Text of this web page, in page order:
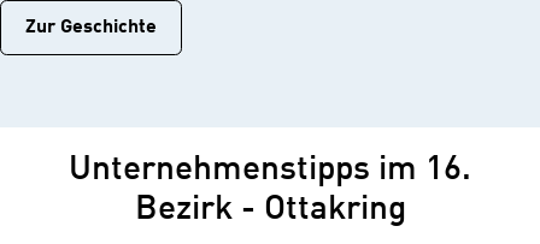
Zur Geschichtе
Unternehmenstipps im 16.
Bezirk - Ottakring